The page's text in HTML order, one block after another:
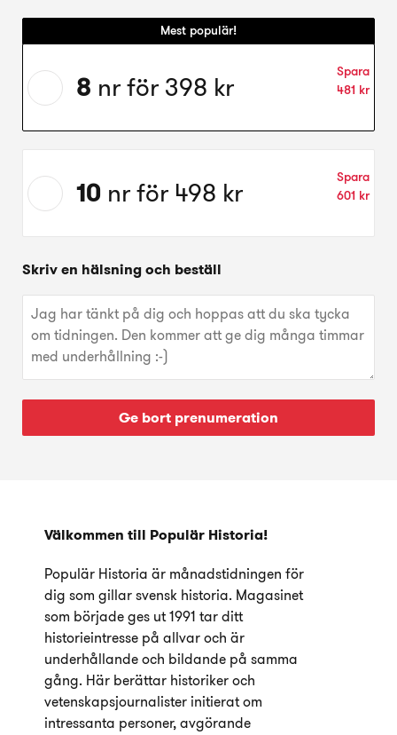
278 kr
Mest populär!
erbjudande:
8
398 kr
8 nr för 398 kr
Spara
481 kr
erbjudande:
10
för
10 nr för 498 kr
Spara
601 kr
Skriv en hälsning och beställ
Ge bort prenumeration
Välkommen till Populär Historia!
Populär Historia är månadstidningen för
dig som gillar svensk historia. Magasinet
som började ges ut 1991 tar ditt
historieintresse på allvar och är
underhållande och bildande på samma
gång. Här berättar historiker och
vetenskapsjournalister initierat om
intressanta personer, avgörande